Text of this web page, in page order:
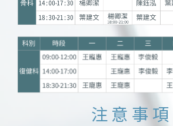
注意事項